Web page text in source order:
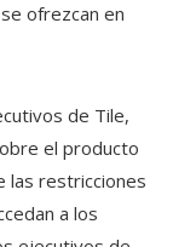
ofrezcan en
de Tile,
el producto
las restricciones
a los